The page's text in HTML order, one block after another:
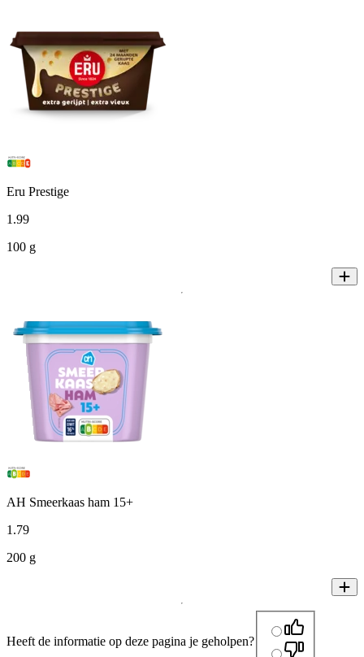
Eru Prestige
1 .99
100 g
AH Smeerkaas ham 15+
1 .79
200 g
Heeft de informatie op deze pagina je geholpen?